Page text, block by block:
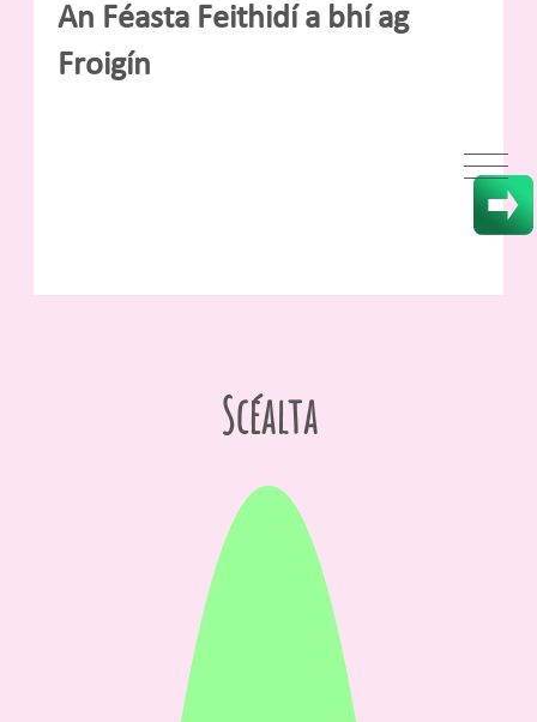
An Féasta Feithidí a bhí ag
Froigín
Scéalta